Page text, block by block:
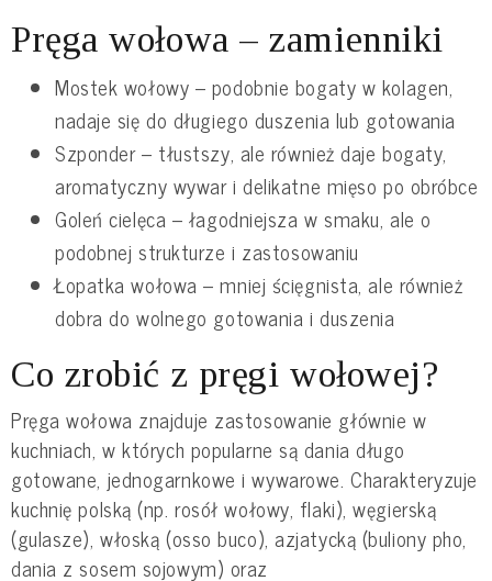
Pręga wołowa – zamienniki
Mostek wołowy – podobnie bogaty w kolagen,
nadaje się do długiego duszenia lub gotowania
Szponder – tłustszy, ale również daje bogaty,
aromatyczny wywar i delikatne mięso po obróbce
Goleń cielęca – łagodniejsza w smaku, ale o
podobnej strukturze i zastosowaniu
Łopatka wołowa – mniej ścięgnista, ale również
dobra do wolnego gotowania i duszenia
Co zrobić z pręgi wołowej?
Pręga wołowa znajduje zastosowanie głównie w
kuchniach, w których popularne są dania długo
gotowane, jednogarnkowe i wywarowe. Charakteryzuje
kuchnię polską (np. rosół wołowy, flaki), węgierską
(gulasze), włoską (osso buco), azjatycką (buliony pho,
dania z sosem sojowym) oraz